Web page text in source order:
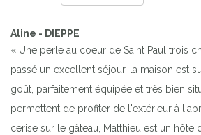
Aline - DIEPPE
« Une perle au coeur de Saint Paul trois
passé un excellent séjour, la maison est
goût, parfaitement équipée et très bien
permettent de profiter de l'extérieur à
cerise sur le gâteau, Matthieu est un hôte